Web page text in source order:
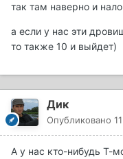
так там наверно и
а если у нас эти
то также 10 и выйдет)
Дик
Опубликовано
А у нас кто-нибудь Т-